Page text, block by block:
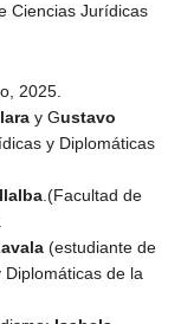
Ciencias Jurídicas
2025.
y Gustavo
y Diplomáticas
.(Facultad de
(estudiante de
de la